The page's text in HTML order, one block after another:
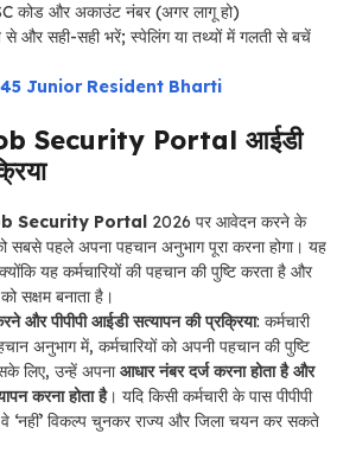
कोड और अकाउंट नंबर (अगर लागू हो)
से और सही-सही भरें; स्पेलिंग या तथ्यों में गलती से बचें
Junior Resident Bharti
Security Portal आईडी
Security Portal 2026 पर आवेदन करने के
सबसे पहले अपना पहचान अनुभाग पूरा करना होगा। यह
यह कर्मचारियों की पहचान की पुष्टि करता है और
सक्षम बनाता है।
और पीपीपी आईडी सत्यापन की प्रक्रिया: कर्मचारी
अनुभाग में, कर्मचारियों को अपनी पहचान की पुष्टि
लिए, उन्हें अपनाआधार नंबर दर्ज करना होता है और
करना होता है। यदि किसी कर्मचारी के पास पीपीपी
‘नहीं’ विकल्प चुनकर राज्य और जिला चयन कर सकते